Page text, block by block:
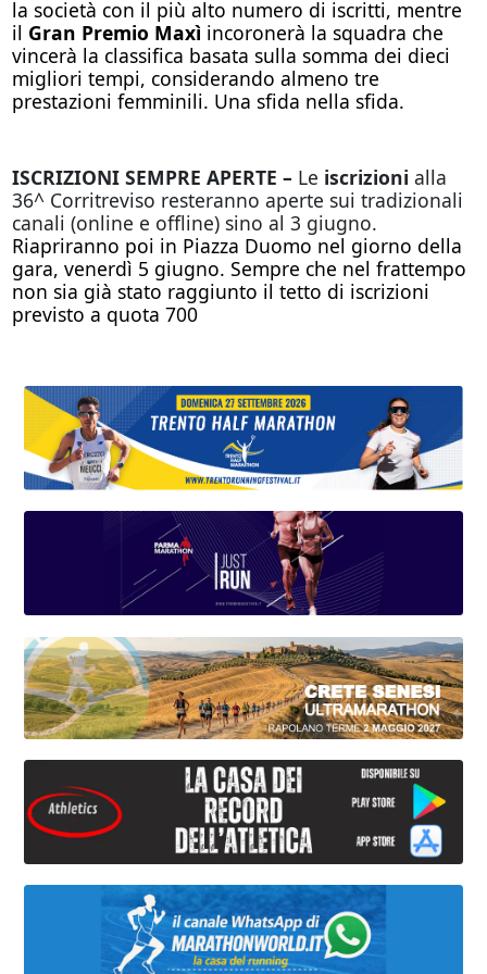
la società con il più alto numero di iscritti, mentre
il Gran Premio Maxì incoronerà la squadra che
vincerà la classifica basata sulla somma dei dieci
migliori tempi, considerando almeno tre
prestazioni femminili. Una sfida nella sfida.
ISCRIZIONI SEMPRE APERTE – Le iscrizioni alla
36^ Corritreviso resteranno aperte sui tradizionali
canali (online e offline) sino al 3 giugno.
Riapriranno poi in Piazza Duomo nel giorno della
gara, venerdì 5 giugno. Sempre che nel frattempo
non sia già stato raggiunto il tetto di iscrizioni
previsto a quota 700